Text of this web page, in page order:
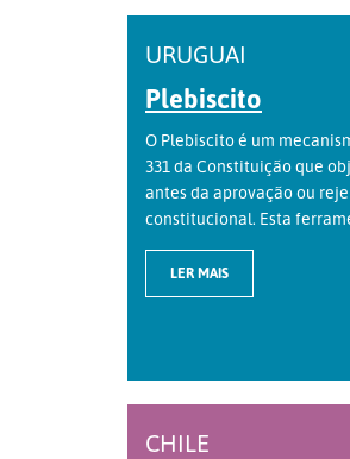
URUGUAI
Plebiscito
O Plebiscito é um
331 da Constituição que
antes da aprovação ou
constitucional. Esta
LER MAIS
CHILE